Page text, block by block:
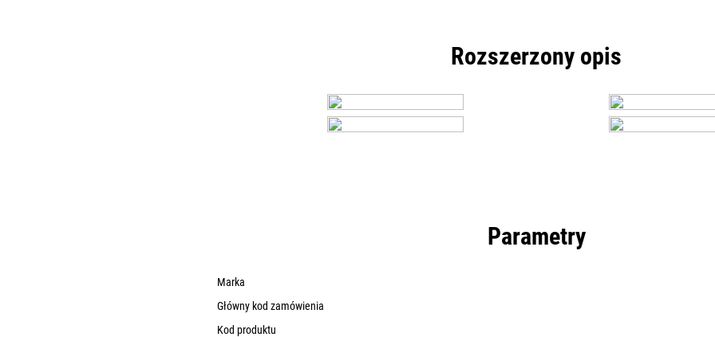
Rozszerzony opis
Parametry
Marka
Główny kod zamówienia
Kod produktu